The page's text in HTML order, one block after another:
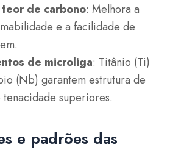
de carbono: Melhora a
e a facilidade de
de microliga: Titânio (Ti)
(Nb) garantem estrutura de
superiores.
e padrões das